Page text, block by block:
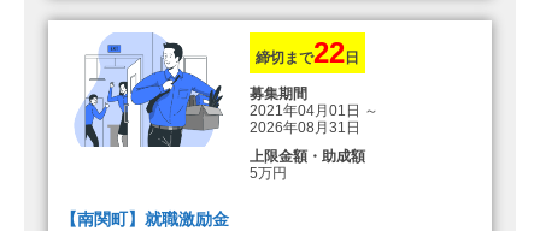
1/3 (33%)
締切まで22 日
募集期間
2021年04月01日 ～
2026年08月31日
上限金額・助成額
5万円
【南関町】就職激励金